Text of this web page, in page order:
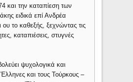
και την καταπίεση των
ειδικά επί Ανδρέα
το καθεξής, ξεχνώντας τις
καταπιέσεις, στυγνές
ψυχολογικά και
και τους Τούρκους –